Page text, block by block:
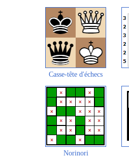
Casse-tête d'échecs
Norinori